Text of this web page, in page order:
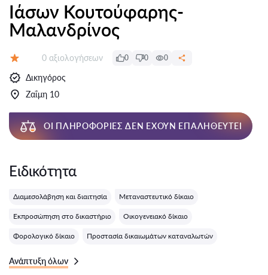
Ιάσων Κουτούφαρης-
Μαλανδρίνος
Αξιολογήσεις:
0 αξιολογήσεων 0 0 0
Δικηγόρος
Ζαΐμη 10
ΟΙ ΠΛΗΡΟΦΟΡΊΕΣ ΔΕΝ ΈΧΟΥΝ ΕΠΑΛΗΘΕΥΤΕΊ
Ειδικότητα
Διαμεσολάβηση και διαιτησία Μεταναστευτικό δίκαιο
Εκπροσώπηση στο δικαστήριο Οικογενειακό δίκαιο
Φορολογικό δίκαιο Προστασία δικαιωμάτων καταναλωτών
Ανάπτυξη όλων